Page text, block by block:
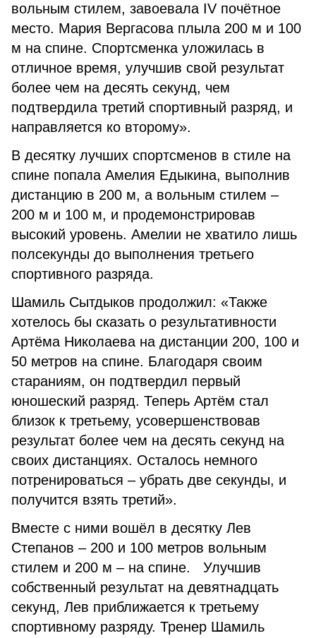
вольным стилем, завоевала IV почётное
место. Мария Вергасова плыла 200 м и 100
м на спине. Спортсменка уложилась в
отличное время, улучшив свой результат
более чем на десять секунд, чем
подтвердила третий спортивный разряд, и
направляется ко второму».
В десятку лучших спортсменов в стиле на
спине попала Амелия Едыкина, выполнив
дистанцию в 200 м, а вольным стилем –
200 м и 100 м, и продемонстрировав
высокий уровень. Амелии не хватило лишь
полсекунды до выполнения третьего
спортивного разряда.
Шамиль Сытдыков продолжил: «Также
хотелось бы сказать о результативности
Артёма Николаева на дистанции 200, 100 и
50 метров на спине. Благодаря своим
стараниям, он подтвердил первый
юношеский разряд. Теперь Артём стал
близок к третьему, усовершенствовав
результат более чем на десять секунд на
своих дистанциях. Осталось немного
потренироваться – убрать две секунды, и
получится взять третий».
Вместе с ними вошёл в десятку Лев
Степанов – 200 и 100 метров вольным
стилем и 200 м – на спине. Улучшив
собственный результат на девятнадцать
секунд, Лев приближается к третьему
спортивному разряду. Тренер Шамиль